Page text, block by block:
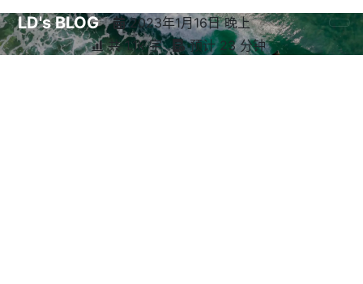
LD's BLOG
2023年1月16日 晚上
共 1.1k 字
预计 23 分钟